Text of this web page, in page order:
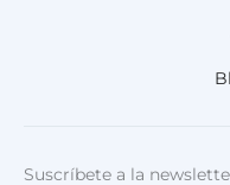
Suscríbete a la